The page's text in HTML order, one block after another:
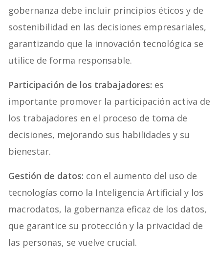
gobernanza debe incluir principios éticos y de
sostenibilidad en las decisiones empresariales,
garantizando que la innovación tecnológica se
utilice de forma responsable.
Participación de los trabajadores: es
importante promover la participación activa de
los trabajadores en el proceso de toma de
decisiones, mejorando sus habilidades y su
bienestar.
Gestión de datos: con el aumento del uso de
tecnologías como la Inteligencia Artificial y los
macrodatos, la gobernanza eficaz de los datos,
que garantice su protección y la privacidad de
las personas, se vuelve crucial.